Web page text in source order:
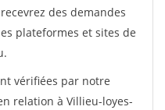
des demandes
plateformes et sites de
vérifiées par notre
relation à Villieu-loyes-